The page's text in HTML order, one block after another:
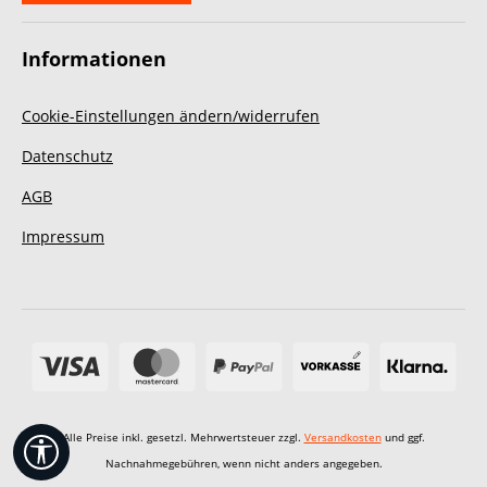
Informationen
Cookie-Einstellungen ändern/widerrufen
Datenschutz
AGB
Impressum
Alle Preise inkl. gesetzl. Mehrwertsteuer zzgl. Versandkostenund ggf.
Nachnahmegebühren, wenn nicht anders angegeben.
Werkzeugleiste anzeigen